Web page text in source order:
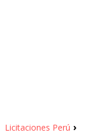
Licitaciones Perú ›